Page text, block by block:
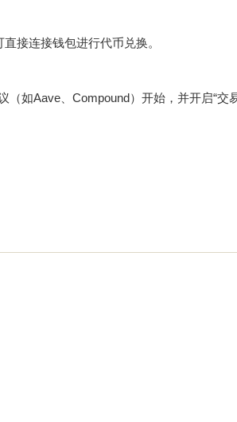
接连接钱包进行代币兑换。
如Aave、Compound）开始，并开启“交